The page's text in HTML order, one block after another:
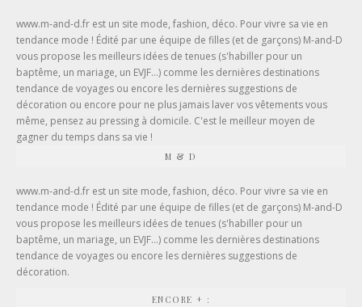
www.m-and-d.fr est un site mode, fashion, déco. Pour vivre sa vie en
tendance mode ! Édité par une équipe de filles (et de garçons) M-and-D
vous propose les meilleurs idées de tenues (s'habiller pour un
baptême, un mariage, un EVJF...) comme les dernières destinations
tendance de voyages ou encore les dernières suggestions de
décoration ou encore pour ne plus jamais laver vos vêtements vous
même, pensez au pressing à domicile. C'est le meilleur moyen de
gagner du temps dans sa vie !
M & D
www.m-and-d.fr est un site mode, fashion, déco. Pour vivre sa vie en
tendance mode ! Édité par une équipe de filles (et de garçons) M-and-D
vous propose les meilleurs idées de tenues (s'habiller pour un
baptême, un mariage, un EVJF...) comme les dernières destinations
tendance de voyages ou encore les dernières suggestions de
décoration.
ENCORE + :